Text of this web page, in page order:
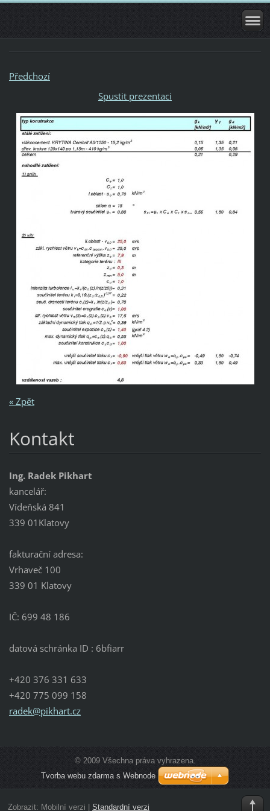
Předchozí
Spustit prezentaci
« Zpět
Kontakt
Ing. Radek Pikhart
kancelář:
Vídeňská 841
339 01Klatovy
fakturační adresa:
Vrhaveč 100
339 01 Klatovy
IČ: 699 48 186
datová schránka ID : 6bfiarr
+420 376 331 633
+420 775 099 158
radek@pikhart.cz
© 2009 Všechna práva vyhrazena.
Tvorba webu zdarma s Webnode
Zobrazit: Mobilní verzi Standardní verzi